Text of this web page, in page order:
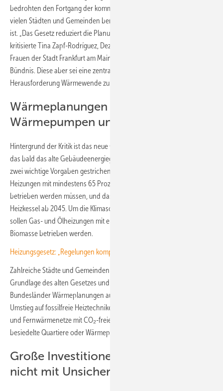
bedrohten den Fortgang der kommunalen Wärmeplanung, die in
vielen Städten und Gemeinden bereits vorliegt oder in Bearbeitung
ist. „Das Gesetz reduziert die Planungssicherheit in den Kommunen“,
kritisierte Tina Zapf-Rodríguez, Dezernentin für Umwelt, Klima und
Frauen der Stadt Frankfurt am Main und Vorstandsmitglied des Klima-
Bündnis. Diese aber sei eine zentrale Voraussetzung, um die
Herausforderung Wärmewende zu stemmen.
Wärmeplanungen sehen
Wärmepumpen und Fernwärme vor
Hintergrund der Kritik ist das neue Gebäudemodernisierungsgesetz,
das bald das alte Gebäudeenergiegesetz ablösen soll. Darin werden
zwei wichtige Vorgaben gestrichen: die Vorschrift, dass neue
Heizungen mit mindestens 65 Prozent erneuerbaren Energien
betrieben werden müssen, und das Verbot des Betriebs fossiler
Heizkessel ab 2045. Um die Klimaschutzziele dennoch zu erreichen,
sollen Gas- und Ölheizungen mit einem wachsenden Anteil von
Biomasse betrieben werden.
Heizungsgesetz: „Regelungen komplizierter als vorher“
Zahlreiche Städte und Gemeinden haben mittlerweile auf der
Grundlage des alten Gesetzes und zum Teil auch nach Vorgaben der
Bundesländer Wärmeplanungen auf den Weg gebracht, die den
Umstieg auf fossilfreie Heiztechniken vorsehen – in der Regel Nah-
und Fernwärmenetze mit CO₂-freien Wärmequellen für dicht
besiedelte Quartiere oder Wärmepumpen.
Große Investitionen vertragen sich
nicht mit Unsicherheit